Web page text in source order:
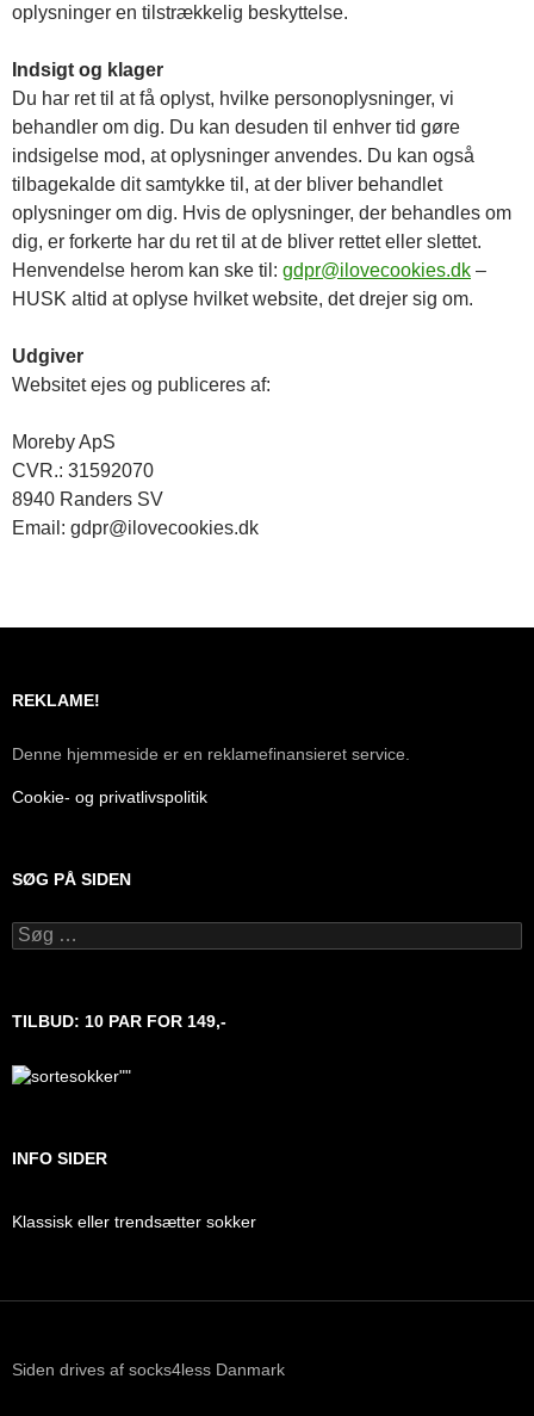
oplysninger en tilstrækkelig beskyttelse.
Indsigt og klager
Du har ret til at få oplyst, hvilke personoplysninger, vi
behandler om dig. Du kan desuden til enhver tid gøre
indsigelse mod, at oplysninger anvendes. Du kan også
tilbagekalde dit samtykke til, at der bliver behandlet
oplysninger om dig. Hvis de oplysninger, der behandles om
dig, er forkerte har du ret til at de bliver rettet eller slettet.
Henvendelse herom kan ske til: gdpr@ilovecookies.dk –
HUSK altid at oplyse hvilket website, det drejer sig om.
Udgiver
Websitet ejes og publiceres af:
Moreby ApS
CVR.: 31592070
8940 Randers SV
Email: gdpr@ilovecookies.dk
REKLAME!
Denne hjemmeside er en reklamefinansieret service.
Cookie- og privatlivspolitik
SØG PÅ SIDEN
Søg
efter:
TILBUD: 10 PAR FOR 149,-
INFO SIDER
Klassisk eller trendsætter sokker
Siden drives af socks4less Danmark